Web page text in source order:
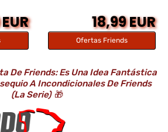
18,99 EUR
Ofertas Friends
De Friends: Es Una Idea Fantástica
A Incondicionales De Friends
(la Serie) 🎁